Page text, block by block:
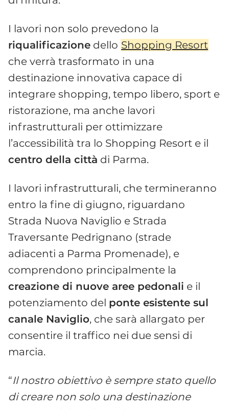
I lavori non solo prevedono la
riqualificazione dello Shopping Resort
che verrà trasformato in una
destinazione innovativa capace di
integrare shopping, tempo libero, sport e
ristorazione, ma anche lavori
infrastrutturali per ottimizzare
l’accessibilità tra lo Shopping Resort e il
centro della città di Parma.
I lavori infrastrutturali, che termineranno
entro la fine di giugno, riguardano
Strada Nuova Naviglio e Strada
Traversante Pedrignano (strade
adiacenti a Parma Promenade), e
comprendono principalmente la
creazione di nuove aree pedonali e il
potenziamento del ponte esistente sul
canale Naviglio, che sarà allargato per
consentire il traffico nei due sensi di
marcia.
“Il nostro obiettivo è sempre stato quello
di creare non solo una destinazione